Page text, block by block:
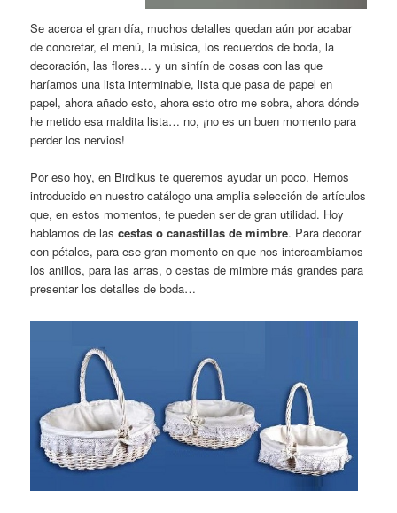
Se acerca el gran día, muchos detalles quedan aún por acabar
de concretar, el menú, la música, los recuerdos de boda, la
decoración, las flores… y un sinfín de cosas con las que
haríamos una lista interminable, lista que pasa de papel en
papel, ahora añado esto, ahora esto otro me sobra, ahora dónde
he metido esa maldita lista… no, ¡no es un buen momento para
perder los nervios!
Por eso hoy, en Birdikus te queremos ayudar un poco. Hemos
introducido en nuestro catálogo una amplia selección de artículos
que, en estos momentos, te pueden ser de gran utilidad. Hoy
hablamos de lascestas o canastillas de mimbre. Para decorar
con pétalos, para ese gran momento en que nos intercambiamos
los anillos, para las arras, o cestas de mimbre más grandes para
presentar los detalles de boda…